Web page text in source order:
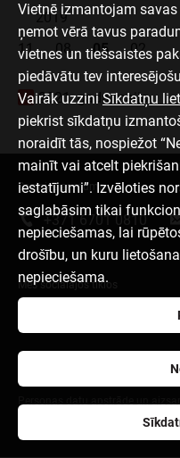
2019
11
08 05 02
2021. gada maijs
Vietnē izmantojam
ņemot vērā tavus
vietnes un tiešsaistes
piedāvātu tev
Vairāk uzzini Sīkdatņu
piekrist sīkdatņu
noraidīt tās, nospiežot
mainīt vai atcelt
iestatījumi”. Izvēloties
saglabāsim tikai
nepieciešamas, lai
drošību, un kuru
nepieciešama.
Sazinies ar mums
+371 6701 0810
Mēs sociālajos tīklos
Lapas lietošanas